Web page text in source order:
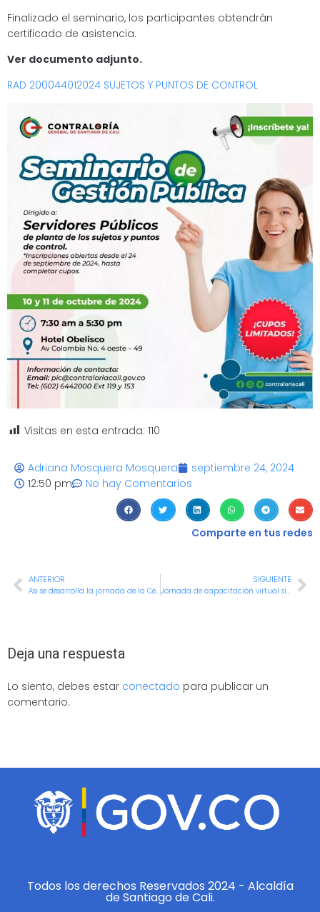
Finalizado el seminario, los participantes obtendrán
certificado de asistencia.
Ver documento adjunto.
RAD 200044012024 SUJETOS Y PUNTOS DE CONTROL
Visitas en esta entrada: 110
Adriana Mosquera Mosquera
septiembre 24, 2024
12:50 pm
No hay Comentarios
Comparte en tus redes
ANTERIOR
Asi se desarrolla la jornada de la Cedulatón Digital en el CAM
SIGUIENTE
Jornada de capacitación virtual sistema tipo de Evaluación del Desempeño
Deja una respuesta
Lo siento, debes estar conectado para publicar un
comentario.
Todos los derechos Reservados 2024 - Alcaldía
de Santiago de Cali.